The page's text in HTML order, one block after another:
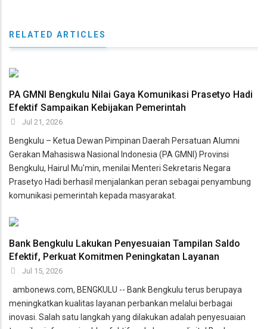
RELATED ARTICLES
PA GMNI Bengkulu Nilai Gaya Komunikasi Prasetyo Hadi
Efektif Sampaikan Kebijakan Pemerintah
Jul 21, 2026
Bengkulu – Ketua Dewan Pimpinan Daerah Persatuan Alumni
Gerakan Mahasiswa Nasional Indonesia (PA GMNI) Provinsi
Bengkulu, Hairul Mu'min, menilai Menteri Sekretaris Negara
Prasetyo Hadi berhasil menjalankan peran sebagai penyambung
komunikasi pemerintah kepada masyarakat.
Bank Bengkulu Lakukan Penyesuaian Tampilan Saldo
Efektif, Perkuat Komitmen Peningkatan Layanan
Jul 15, 2026
ambonews.com, BENGKULU -- Bank Bengkulu terus berupaya
meningkatkan kualitas layanan perbankan melalui berbagai
inovasi. Salah satu langkah yang dilakukan adalah penyesuaian